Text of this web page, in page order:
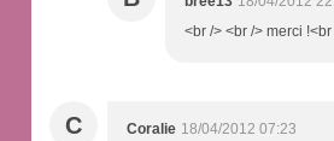
<br /> <br /> merci
C Coralie 18/04/2012 07:23